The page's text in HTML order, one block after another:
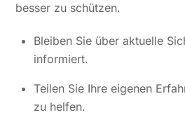
besser zu schützen.
Bleiben Sie über aktuelle
informiert.
Teilen Sie Ihre eigenen
zu helfen.